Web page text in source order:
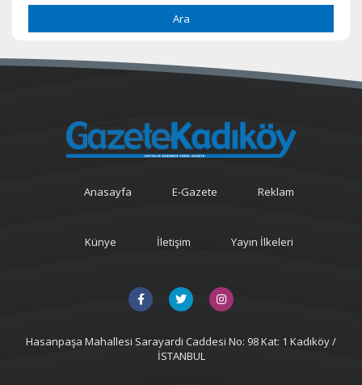
Ara
Anasayfa E-Gazete Reklam
Künye İletişim Yayın İlkeleri
Hasanpaşa Mahallesi Sarayardi Caddesi No: 98 Kat: 1 Kadıköy /
İSTANBUL